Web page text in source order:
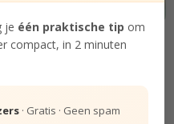
meer jezelf te
Doe je mee?
je één praktische tip om
compact, in 2 minuten
· Gratis · Geen spam